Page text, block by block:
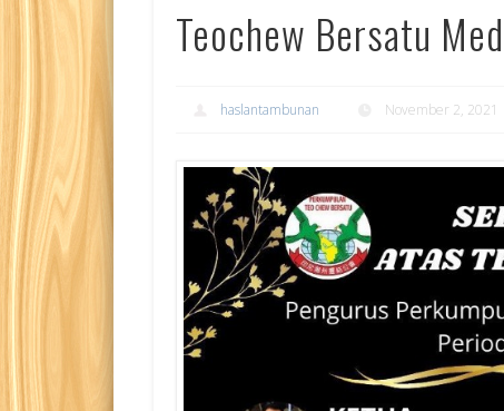
Teochew Bersatu
haslantambunan November 2, 2021